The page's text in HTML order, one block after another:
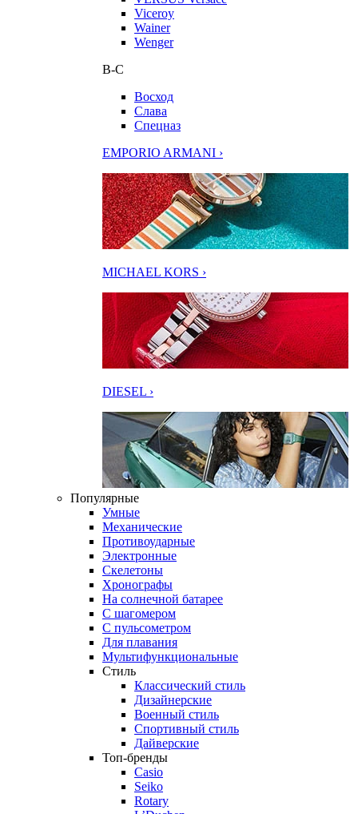
Viceroy
Wainer
Wenger
В-С
Восход
Слава
Спецназ
EMPORIO ARMANI ›
MICHAEL KORS ›
DIESEL ›
Популярные
Умные
Механические
Противоударные
Электронные
Скелетоны
Хронографы
На солнечной батарее
С шагомером
С пульсометром
Для плавания
Мультифункциональные
Стиль
Классический стиль
Дизайнерские
Военный стиль
Спортивный стиль
Дайверские
Топ-бренды
Casio
Seiko
Rotary